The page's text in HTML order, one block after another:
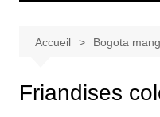
Accueil Bogota
Friandises